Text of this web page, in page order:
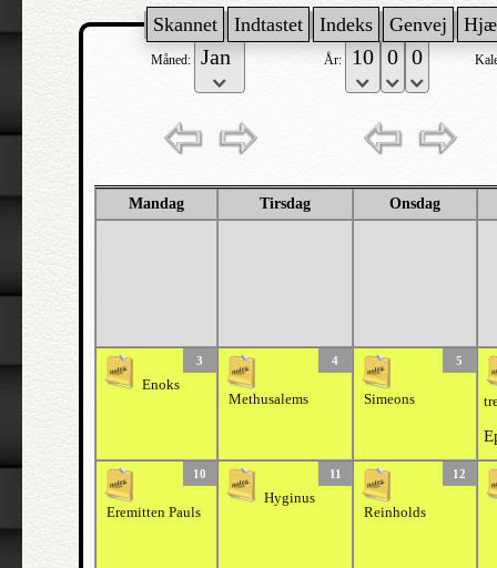
Skannet Indtastet Indeks Genvej
Måned: År:
Mandag Tirsdag Onsdag
3
Enoks
4
Methusalems
5
Simeons
10
Eremitten Pauls
11
Hyginus
12
Reinholds